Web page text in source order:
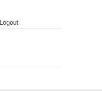
Logout